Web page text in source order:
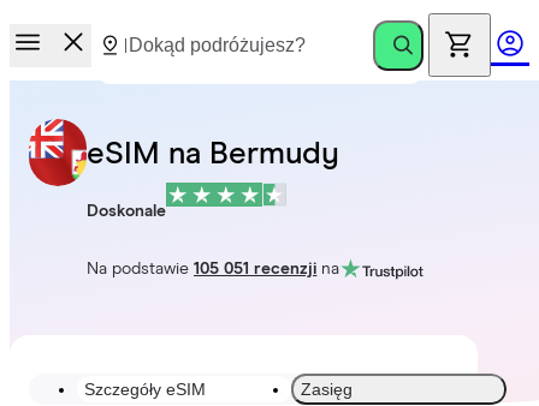
eSIM na Bermudy
Doskonale
Na podstawie105 051 recenzji na
Szczegóły eSIM Zasięg